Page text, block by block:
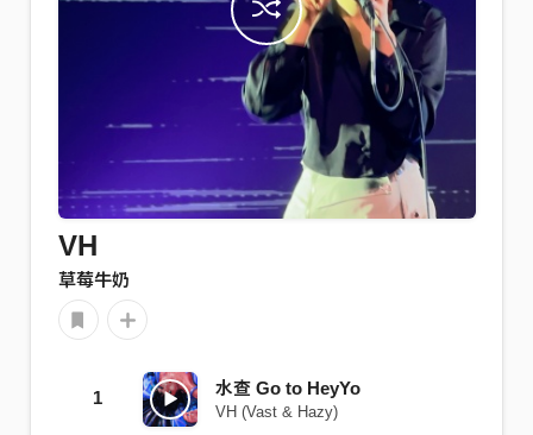
VH
草莓牛奶
1 水查 Go to HeyYo
VH (Vast & Hazy)